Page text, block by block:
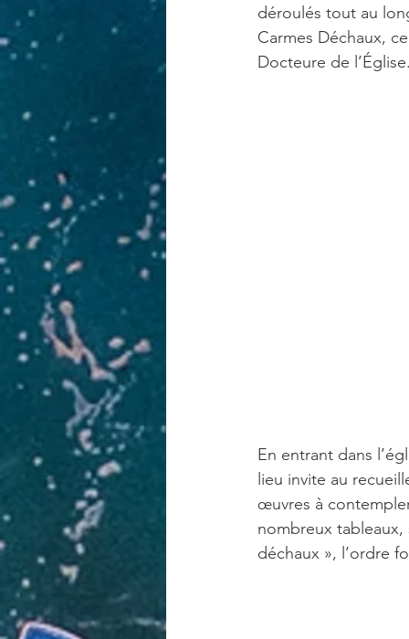
déroulés tout au
Carmes Déchaux,
Docteure de
En entrant dans
lieu invite au
œuvres à
nombreux
déchaux », l’ordre